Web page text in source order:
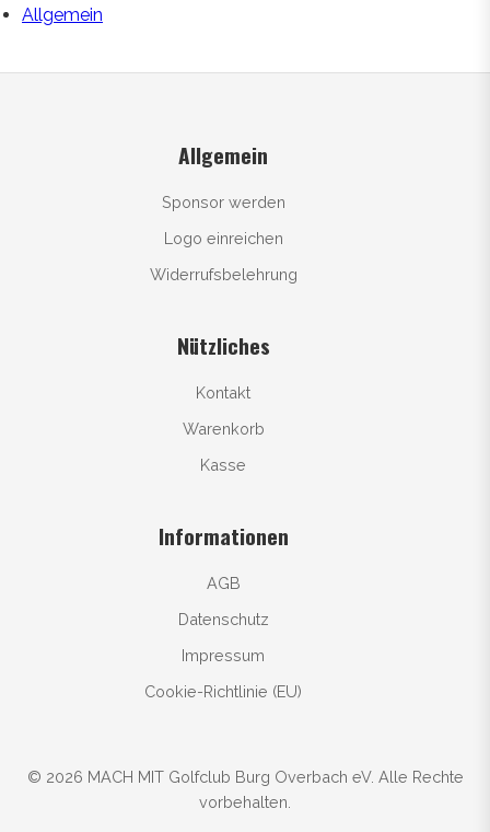
Allgemein
Allgemein
Sponsor werden
Logo einreichen
Widerrufsbelehrung
Nützliches
Kontakt
Warenkorb
Kasse
Informationen
AGB
Datenschutz
Impressum
Cookie-Richtlinie (EU)
© 2026 MACH MIT Golfclub Burg Overbach eV. Alle Rechte
vorbehalten.